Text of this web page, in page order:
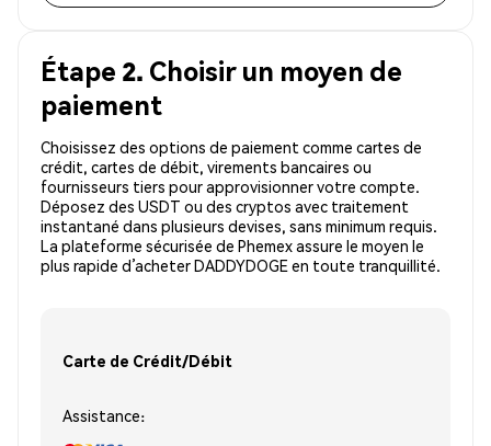
Étape 2. Choisir un moyen de
paiement
Choisissez des options de paiement comme cartes de
crédit, cartes de débit, virements bancaires ou
fournisseurs tiers pour approvisionner votre compte.
Déposez des USDT ou des cryptos avec traitement
instantané dans plusieurs devises, sans minimum requis.
La plateforme sécurisée de Phemex assure le moyen le
plus rapide d’acheter DADDYDOGE en toute tranquillité.
Carte de Crédit/Débit
Assistance: